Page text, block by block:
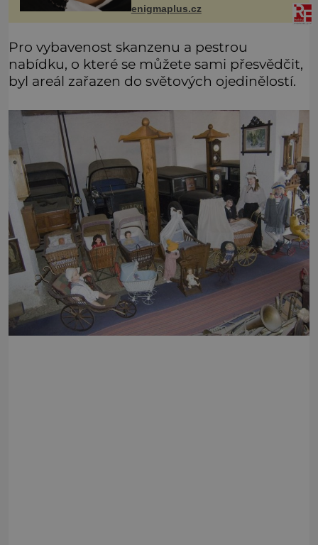
jiné pokusy o konzervaci.
Neporušené ostatky bývají považo
enigmaplus.cz
Pro vybavenost skanzenu a pestrou
nabídku, o které se můžete sami přesvědčit,
byl areál zařazen do světových ojedinělostí.